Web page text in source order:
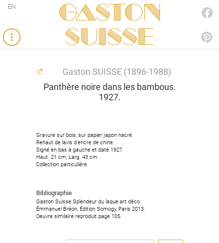
Gaston
SUISSE
EN
Gaston SUISSE (1896-1988)
Panthère noire dans les bambous.
1927.
Gravure sur bois, sur papier japon nacré.
Rehaut de lavis d'encre de chine.
Signé en bas à gauche et daté 1927.
Haut. 21 cm, Larg. 43 cm.
Collection particulière.
Bibliographie
Gaston Suisse Splendeur du laque art déco.
Émmanuel Bréon, Édition Somogy, Paris 2013.
Oeuvre similaire reproduit page 105.
Gravure sur bois, sur papier japon nacré.
Rehaut de lavis d'encre de chine.
Signé en bas à gauche et daté 1927.
Haut. 21 cm, Larg. 43 cm.
Collection particulière.
Bibliographie
Gaston Suisse Splendeur du laque art déco.
Émmanuel Bréon, Édition Somogy, Paris 2013.
Oeuvre similaire reproduit page 105.